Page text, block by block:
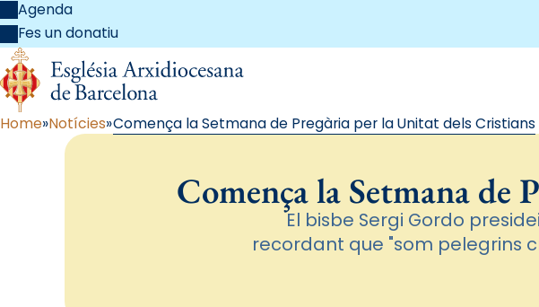
Agenda
Fes un donatiu
Home Notícies Comença la Setmana de Pregària per la Unitat dels Cristians
Comença la Setmana
El bisbe Sergi Gordo
recordant que "som pelegrins